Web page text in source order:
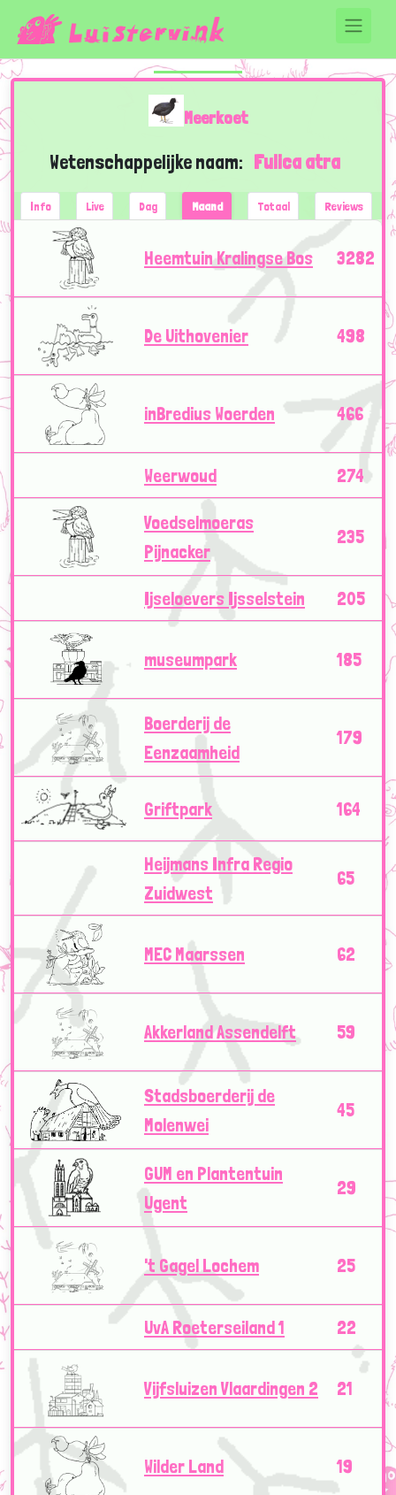
Meerkoet
Wetenschappelijke naam: Fulica atra
Info Live Dag Maand Totaal Reviews
Heemtuin Kralingse Bos 3282
De Uithovenier 498
inBredius Woerden 466
Weerwoud 274
Voedselmoeras
Pijnacker
235
Ijseloevers Ijsselstein 205
museumpark 185
Boerderij de
Eenzaamheid
179
Griftpark 164
Heijmans Infra Regio
Zuidwest
65
MEC Maarssen 62
Akkerland Assendelft 59
Stadsboerderij de
Molenwei
45
GUM en Plantentuin
Ugent
29
't Gagel Lochem 25
UvA Roeterseiland 1 22
Vijfsluizen Vlaardingen 2 21
Wilder Land 19